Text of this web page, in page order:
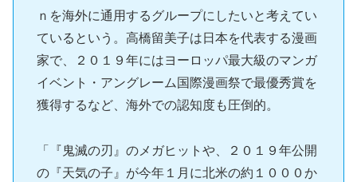
ｎを海外に通用するグループにしたいと考えてい
ているという。高橋留美子は日本を代表する漫画
家で、２０１９年にはヨーロッパ最大級のマンガ
イベント・アングレーム国際漫画祭で最優秀賞を
獲得するなど、海外での認知度も圧倒的。
「『鬼滅の刃』のメガヒットや、２０１９年公開
の『天気の子』が今年１月に北米の約１０００か